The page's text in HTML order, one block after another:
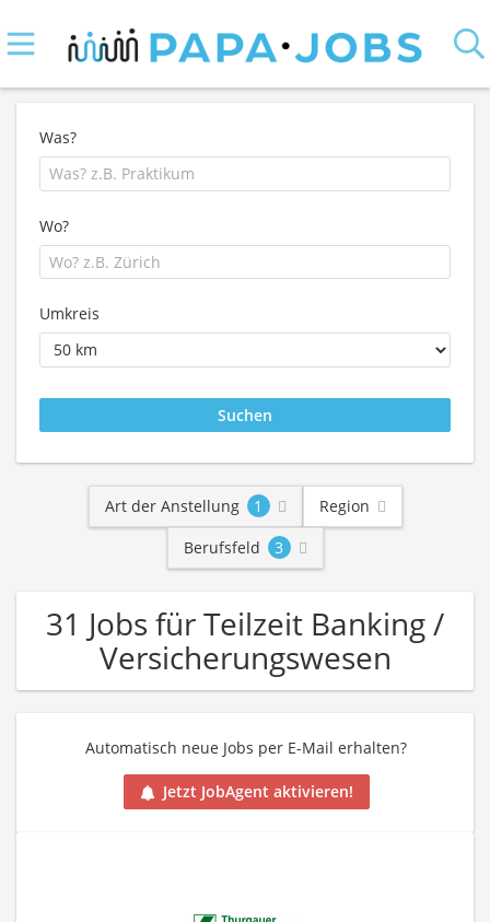
Was?
Wo?
Umkreis
Art der Anstellung 1
Region
Berufsfeld
3
31 Jobs für Teilzeit Banking /
Versicherungswesen
Automatisch neue Jobs per E-Mail erhalten?
Jetzt JobAgent aktivieren!